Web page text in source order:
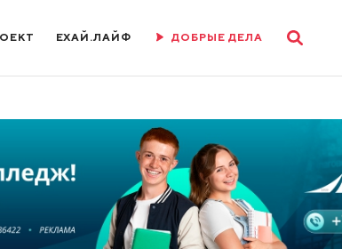
ЕХАЙ.ЛАЙФ ДОБРЫЕ ДЕЛА